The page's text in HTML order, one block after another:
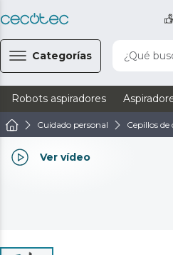
Categorías ¿Qué
Robots aspiradores
Cuidado personal Cepillos de
Ver vídeo